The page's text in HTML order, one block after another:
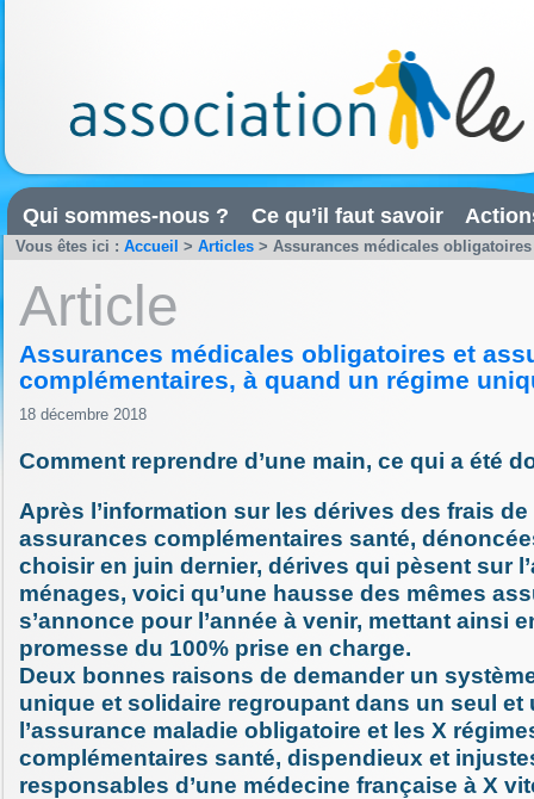
Qui sommes-nous ? Ce qu’il faut savoir
Vous êtes ici : Accueil > Articles > Assurances médicales
Article
Assurances médicales obligatoires et
complémentaires, à quand un régime
18 décembre 2018
Comment reprendre d’une main, ce qui a été
Après l’information sur les dérives des frais
assurances complémentaires santé,
choisir en juin dernier, dérives qui pèsent sur
ménages, voici qu’une hausse des mêmes
s’annonce pour l’année à venir, mettant ainsi
promesse du 100% prise en charge.
Deux bonnes raisons de demander un
unique et solidaire regroupant dans un seul et
l’assurance maladie obligatoire et les X
complémentaires santé, dispendieux et
responsables d’une médecine française à X